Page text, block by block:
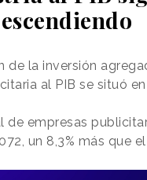
de la inversión
al PIB se situó en
de empresas
un 8,3% más que